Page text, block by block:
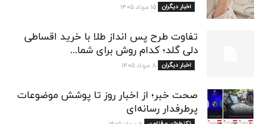
اخبار دیگران ۱۵ مرداد ۱۴۰۵
تفاوت طرح پس انداز طلا با خرید اقساطی
دلی گلد؛ کدام روش برای شما...
اخبار دیگران ۸ مرداد ۱۴۰۵
صحت خبر؛ از اخبار روز تا پوشش موضوعات
پرطرفدار رسانه‌ای